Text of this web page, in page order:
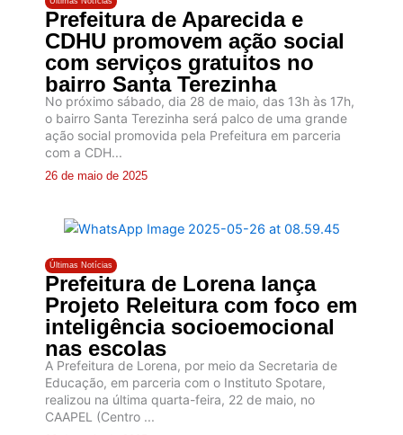
Prefeitura de Aparecida e
CDHU promovem ação social
com serviços gratuitos no
bairro Santa Terezinha
No próximo sábado, dia 28 de maio, das 13h às 17h,
o bairro Santa Terezinha será palco de uma grande
ação social promovida pela Prefeitura em parceria
com a CDH...
26 de maio de 2025
Últimas Notícias
Prefeitura de Lorena lança
Projeto Releitura com foco em
inteligência socioemocional
nas escolas
A Prefeitura de Lorena, por meio da Secretaria de
Educação, em parceria com o Instituto Spotare,
realizou na última quarta-feira, 22 de maio, no
CAAPEL (Centro ...